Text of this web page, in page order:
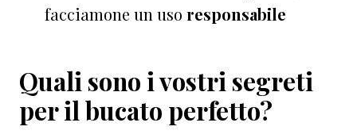
facciamone un uso responsabile
Quali sono i vostri segreti
per il bucato perfetto?